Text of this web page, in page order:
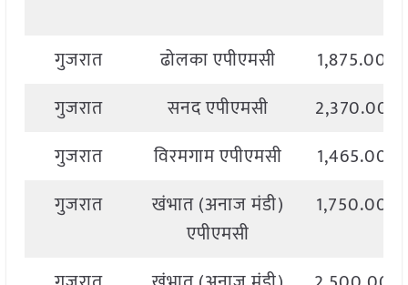
गुजरात ढोलका एपीएमसी
1,875.00
गुजरात
सनद एपीएमसी
2,370.00
गुजरात
विरमगाम एपीएमसी
1,465.00
गुजरात
खंभात (अनाज मंडी)
एपीएमसी
1,750.00